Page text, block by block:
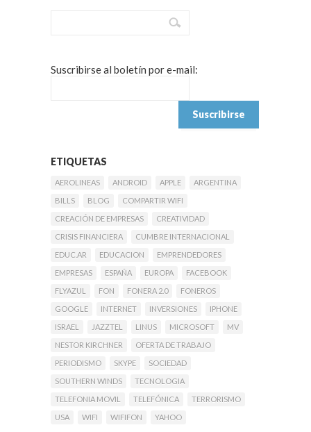
Suscribirse al boletín por e-mail:
ETIQUETAS
AEROLINEAS ANDROID APPLE
ARGENTINA
BILLS
BLOG
COMPARTIR WIFI
CREACIÓN DE EMPRESAS
CREATIVIDAD
CRISIS FINANCIERA
CUMBRE INTERNACIONAL
EDUC.AR
EDUCACION
EMPRENDEDORES
EMPRESAS
ESPAÑA EUROPA
FACEBOOK
FLYAZUL
FON FONERA 2.0
FONEROS
GOOGLE
INTERNET INVERSIONES
IPHONE
ISRAEL
JAZZTEL LINUS MICROSOFT
MV
NESTOR KIRCHNER
OFERTA DE TRABAJO
PERIODISMO
SKYPE
SOCIEDAD
SOUTHERN WINDS
TECNOLOGIA
TELEFONIA MOVIL
TELEFÓNICA
TERRORISMO
USA
WIFI WIFIFON YAHOO